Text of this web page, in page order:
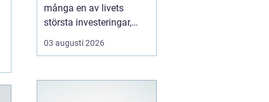
många en av livets
största investeringar,
både känslomässigt och
ekonomiskt. Drömmen
ofta fram under lång tid,
03 augusti 2026